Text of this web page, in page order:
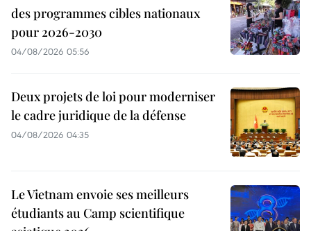
des programmes cibles nationaux
pour 2026-2030
04/08/2026 05:56
Deux projets de loi pour moderniser
le cadre juridique de la défense
04/08/2026 04:35
Le Vietnam envoie ses meilleurs
étudiants au Camp scientifique